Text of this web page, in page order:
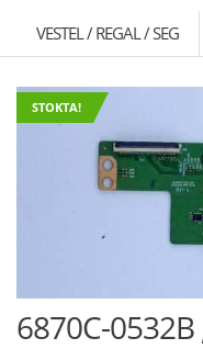
VESTEL / REGAL / SEG
STOKTA!
6870C-0532B